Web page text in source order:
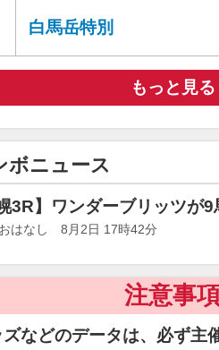
白馬岳特別
もっと見る
ボニュース
幌3R】ワンダーブリッツ
はなし 8月2日 17時42分
注意事
などのデータは、必ず主